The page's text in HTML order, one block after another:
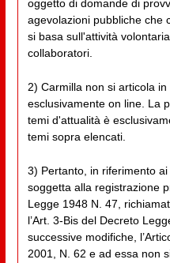
oggetto di domande di
agevolazioni pubbliche che
si basa sull'attività
collaboratori.
2) Carmilla non si articola
esclusivamente on line. La
temi d'attualità è
temi sopra elencati.
3) Pertanto, in riferimento
soggetta alla registrazione
Legge 1948 N. 47,
l’Art. 3-Bis del Decreto
successive modifiche,
2001, N. 62 e ad essa non